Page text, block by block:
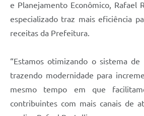
e Planejamento Econômico, Rafael
especializado traz mais eficiência
receitas da Prefeitura.
“Estamos otimizando o sistema de
trazendo modernidade para
mesmo tempo em que
contribuintes com mais canais de